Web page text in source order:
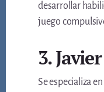
desarrollar
juego
3.
Se especializa